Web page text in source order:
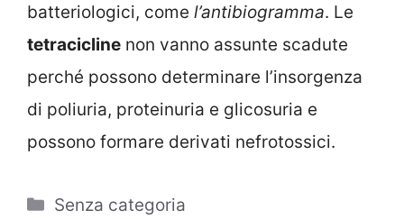
batteriologici, come l’antibiogramma. Le
tetracicline non vanno assunte scadute
perché possono determinare l’insorgenza
di poliuria, proteinuria e glicosuria e
possono formare derivati nefrotossici.
Categorie
Senza categoria